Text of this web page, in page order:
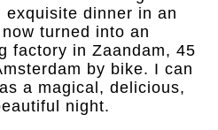
exquisite dinner in an
turned into an
factory in Zaandam, 45
by bike. I can
a magical, delicious,
night.